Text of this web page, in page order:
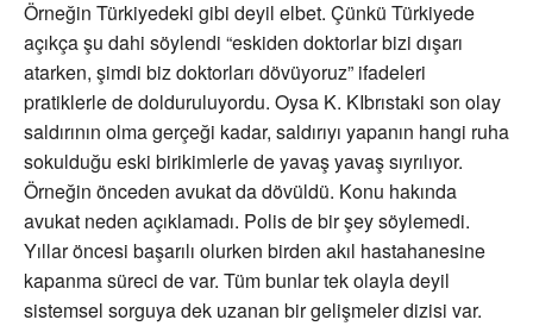
Örneğin Türkiyedeki gibi deyil elbet. Çünkü Türkiyede
açıkça şu dahi söylendi “eskiden doktorlar bizi dışarı
atarken, şimdi biz doktorları dövüyoruz” ifadeleri
pratiklerle de dolduruluyordu. Oysa K. KIbrıstaki son olay
saldırının olma gerçeği kadar, saldırıyı yapanın hangi ruha
sokulduğu eski birikimlerle de yavaş yavaş sıyrılıyor.
Örneğin önceden avukat da dövüldü. Konu hakında
avukat neden açıklamadı. Polis de bir şey söylemedi.
Yıllar öncesi başarılı olurken birden akıl hastahanesine
kapanma süreci de var. Tüm bunlar tek olayla deyil
sistemsel sorguya dek uzanan bir gelişmeler dizisi var.